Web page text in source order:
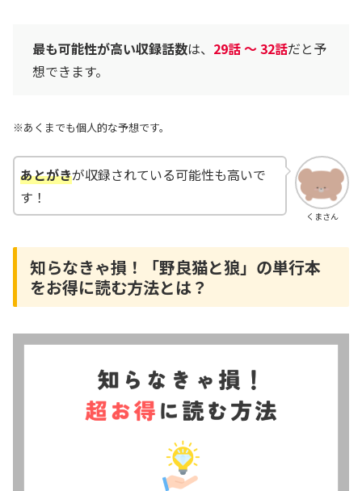
最も可能性が高い収録話数は、 29話 〜 32話だと予
想できます。
※あくまでも個人的な予想です。
くまさん
あとがきが収録されている可能性も高いで
す！
知らなきゃ損！「野良猫と狼」の単行本
をお得に読む方法とは？